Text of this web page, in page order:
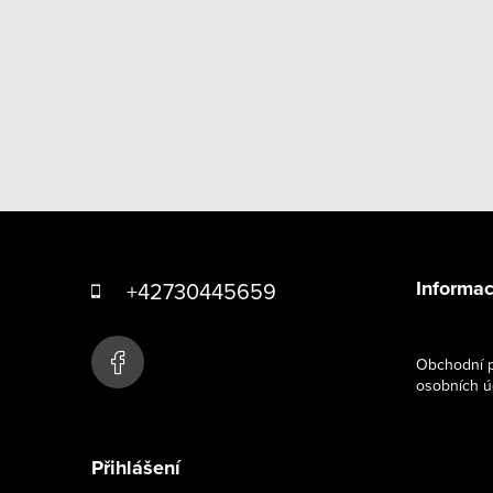
+42730445659
Obchodní
osobních
Přihlášení